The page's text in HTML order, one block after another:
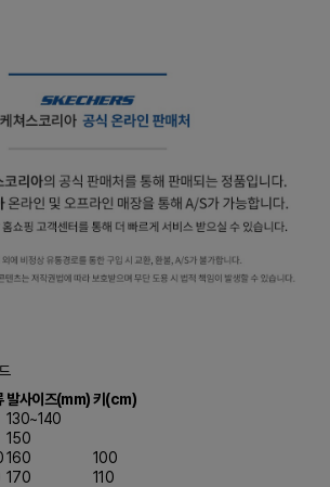
발사이즈(mm)키(cm)
130~140
150
160
100
170
110